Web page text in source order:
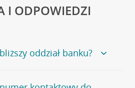
I ODPOWIEDZI
oddział banku?
banku, zapraszamy na